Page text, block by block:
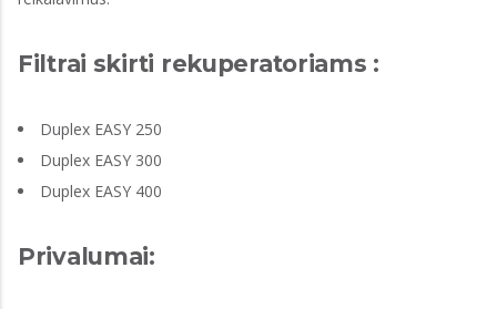
Filtrai skirti rekuperatoriams :
Duplex EASY 250
Duplex EASY 300
Duplex EASY 400
Privalumai: